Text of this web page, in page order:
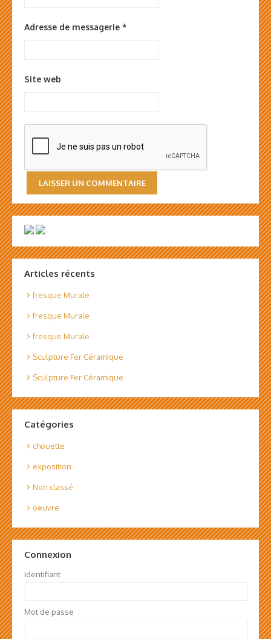
Adresse de messagerie *
Site web
Articles récents
fresque Murale
fresque Murale
fresque Murale
Sculpture Fer Céramique
Sculpture Fer Céramique
Catégories
chouette
exposition
Non classé
oeuvre
Connexion
Identifiant
Mot de passe